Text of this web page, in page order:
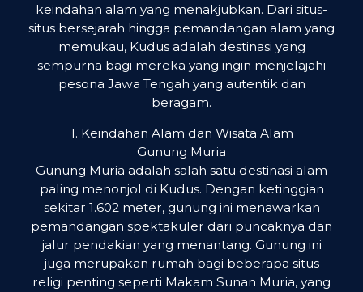
keindahan alam yang menakjubkan. Dari situs-
situs bersejarah hingga pemandangan alam yang
memukau, Kudus adalah destinasi yang
sempurna bagi mereka yang ingin menjelajahi
pesona Jawa Tengah yang autentik dan
beragam.
1. Keindahan Alam dan Wisata Alam
Gunung Muria
Gunung Muria adalah salah satu destinasi alam
paling menonjol di Kudus. Dengan ketinggian
sekitar 1.602 meter, gunung ini menawarkan
pemandangan spektakuler dari puncaknya dan
jalur pendakian yang menantang. Gunung ini
juga merupakan rumah bagi beberapa situs
religi penting seperti Makam Sunan Muria, yang